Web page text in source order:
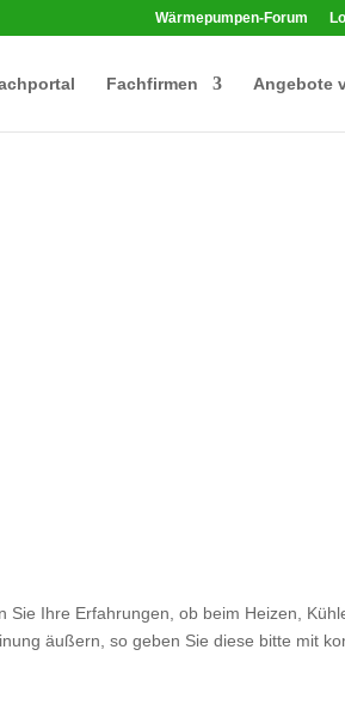
Wärmepumpen-Forum
Fachfirmen Angebote
Ihre Erfahrungen, ob beim Heizen,
äußern, so geben Sie diese bitte mit